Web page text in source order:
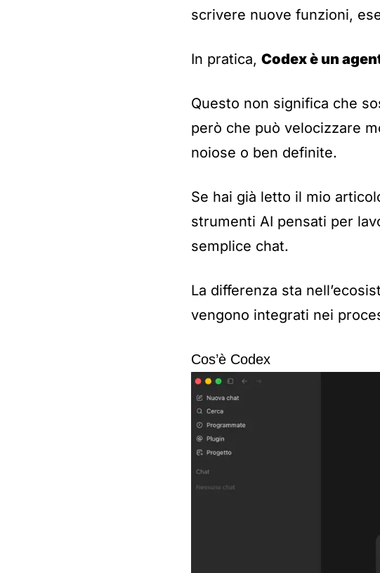
scrivere nuove funzioni,
In pratica, Codex è un
Questo non significa che
però che può velocizzare
noiose o ben definite.
Se hai già letto il mio
strumenti AI pensati per
semplice chat.
La differenza sta
vengono integrati nei
Cos’è Codex